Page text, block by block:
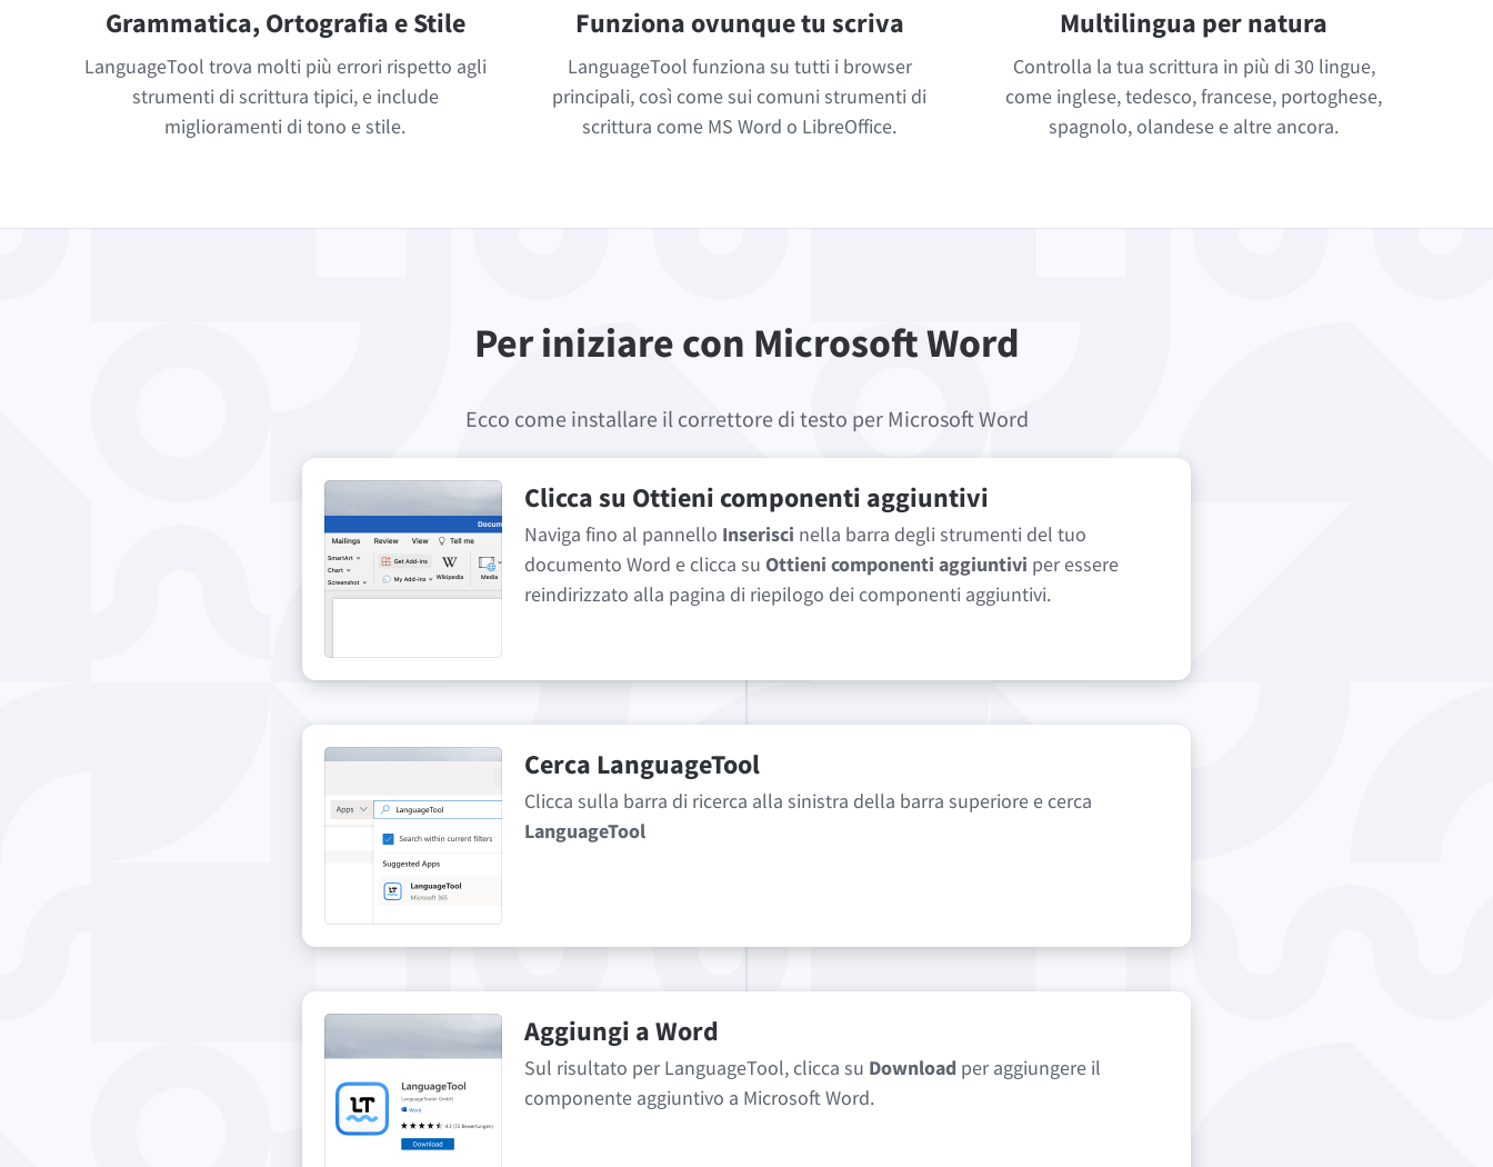
Grammatica, Ortografia e Stile
LanguageTool trova molti più errori rispetto agli
strumenti di scrittura tipici, e include
miglioramenti di tono e stile.
Funziona ovunque tu scriva
LanguageTool funziona su tutti i browser
principali, così come sui comuni strumenti di
scrittura come MS Word o LibreOffice.
Multilingua per natura
Controlla la tua scrittura in più di 30 lingue,
come inglese, tedesco, francese, portoghese,
spagnolo, olandese e altre ancora.
Per iniziare con Microsoft Word
Ecco come installare il correttore di testo per Microsoft Word
Clicca su Ottieni componenti aggiuntivi
Naviga fino al pannello Inserisci nella barra degli strumenti del tuo
documento Word e clicca su Ottieni componenti aggiuntivi per essere
reindirizzato alla pagina di riepilogo dei componenti aggiuntivi.
Cerca LanguageTool
Clicca sulla barra di ricerca alla sinistra della barra superiore e cerca
LanguageTool
Aggiungi a Word
Sul risultato per LanguageTool, clicca su Download per aggiungere il
componente aggiuntivo a Microsoft Word.